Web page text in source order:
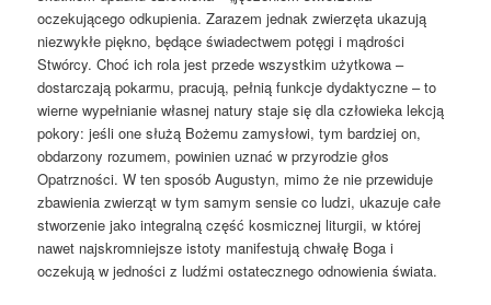
oczekującego odkupienia. Zarazem jednak zwierzęta ukazują
niezwykłe piękno, będące świadectwem potęgi i mądrości
Stwórcy. Choć ich rola jest przede wszystkim użytkowa –
dostarczają pokarmu, pracują, pełnią funkcje dydaktyczne – to
wierne wypełnianie własnej natury staje się dla człowieka lekcją
pokory: jeśli one służą Bożemu zamysłowi, tym bardziej on,
obdarzony rozumem, powinien uznać w przyrodzie głos
Opatrzności. W ten sposób Augustyn, mimo że nie przewiduje
zbawienia zwierząt w tym samym sensie co ludzi, ukazuje całe
stworzenie jako integralną część kosmicznej liturgii, w której
nawet najskromniejsze istoty manifestują chwałę Boga i
oczekują w jedności z ludźmi ostatecznego odnowienia świata.